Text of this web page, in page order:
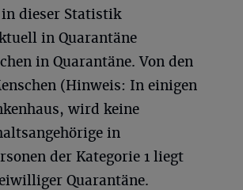
in dieser Statistik
in Quarantäne
in Quarantäne. Von den
(Hinweis: In einigen
wird keine
in
der Kategorie 1 liegt
Quarantäne.